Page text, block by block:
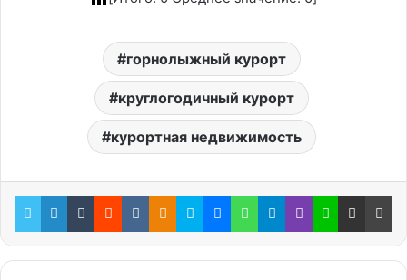
горнолыжный курорт
круглогодичный курорт
курортная недвижимость
TwitterLinkedInTumblrRedditВконтакте
Одноклассники
SkypeMessenger
WhatsApp
Telegram
ViberLine Поделиться через электронную почту